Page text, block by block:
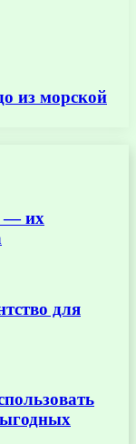
из морской
— их
для